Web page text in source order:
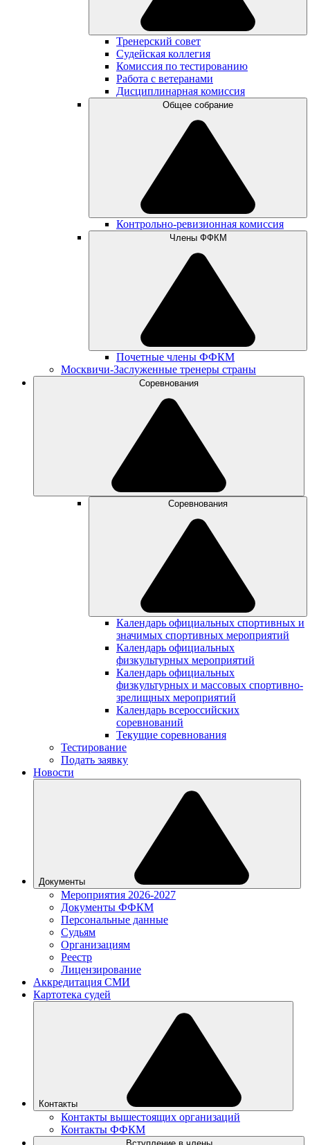
Тренерский совет
Судейская коллегия
Комиссия по тестированию
Работа с ветеранами
Дисциплинарная комиссия
Общее собрание
Контрольно-ревизионная комиссия
Члены ФФКМ
Почетные члены ФФКМ
Москвичи-Заслуженные тренеры страны
Соревнования
Соревнования
Календарь официальных спортивных и
значимых спортивных мероприятий
Календарь официальных
физкультурных мероприятий
Календарь официальных
физкультурных и массовых спортивно-
зрелищных мероприятий
Календарь всероссийских
соревнований
Текущие соревнования
Тестирование
Подать заявку
Новости
Документы
Мероприятия 2026-2027
Документы ФФКМ
Персональные данные
Судьям
Организациям
Реестр
Лицензирование
Аккредитация СМИ
Картотека судей
Контакты
Контакты вышестоящих организаций
Контакты ФФКМ